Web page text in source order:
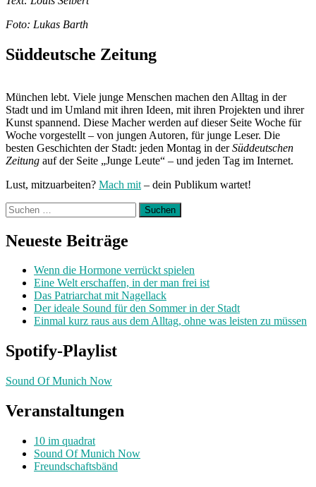
Foto: Lukas Barth
Süddeutsche Zeitung
München lebt. Viele junge Menschen machen den Alltag in der
Stadt und im Umland mit ihren Ideen, mit ihren Projekten und ihrer
Kunst spannend. Diese Macher werden auf dieser Seite Woche für
Woche vorgestellt – von jungen Autoren, für junge Leser. Die
besten Geschichten der Stadt: jeden Montag in derSüddeutschen
Zeitung auf der Seite „Junge Leute“ – und jeden Tag im Internet.
Lust, mitzuarbeiten? Mach mit – dein Publikum wartet!
Suchen
nach:
Neueste Beiträge
Wenn die Hormone verrückt spielen
Eine Welt erschaffen, in der man frei ist
Das Patriarchat mit Nagellack
Der ideale Sound für den Sommer in der Stadt
Einmal kurz raus aus dem Alltag, ohne was leisten zu müssen
Spotify-Playlist
Sound Of Munich Now
Veranstaltungen
10 im quadrat
Sound Of Munich Now
Freundschaftsbänd